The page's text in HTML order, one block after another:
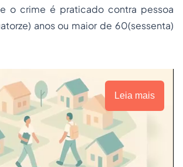
o crime é praticado contra pessoa
anos ou maior de 60(sessenta)
Leia mais